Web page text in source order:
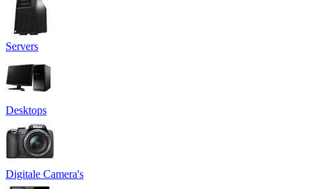
Servers
Desktops
Digitale Camera's